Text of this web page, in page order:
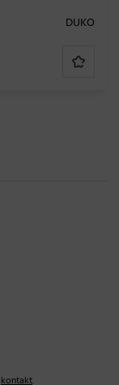
DUKO
kontakt.